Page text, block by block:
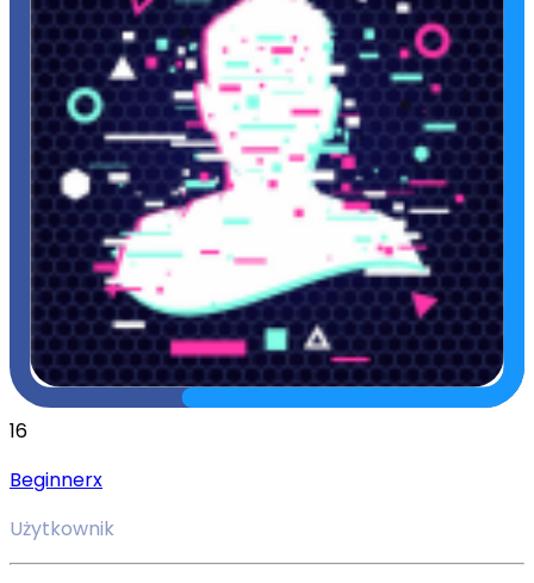
16
Beginnerx
Użytkownik